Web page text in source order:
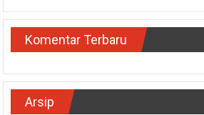
Komentar Terbaru
Arsip